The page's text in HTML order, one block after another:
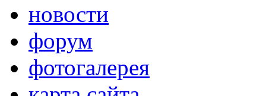
новости
форум
фотогалерея